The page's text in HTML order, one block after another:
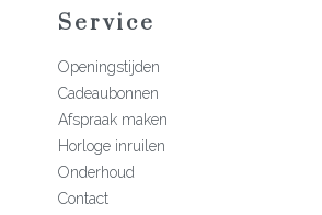
Service
Openingstijden
Cadeaubonnen
Afspraak maken
Horloge inruilen
Onderhoud
Contact